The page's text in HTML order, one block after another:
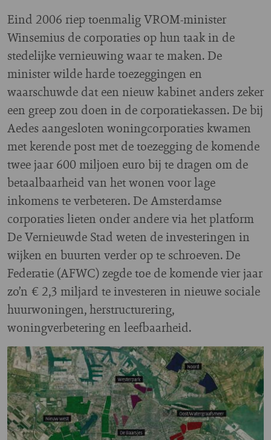
Eind 2006 riep toenmalig VROM-minister
Winsemius de corporaties op hun taak in de
stedelijke vernieuwing waar te maken. De
minister wilde harde toezeggingen en
waarschuwde dat een nieuw kabinet anders zeker
een greep zou doen in de corporatiekassen. De bij
Aedes aangesloten woningcorporaties kwamen
met kerende post met de toezegging de komende
twee jaar 600 miljoen euro bij te dragen om de
betaalbaarheid van het wonen voor lage
inkomens te verbeteren. De Amsterdamse
corporaties lieten onder andere via het platform
De Vernieuwde Stad weten de investeringen in
wijken en buurten verder op te schroeven. De
Federatie (AFWC) zegde toe de komende vier jaar
zo’n € 2,3 miljard te investeren in nieuwe sociale
huurwoningen, herstructurering,
woningverbetering en leefbaarheid.